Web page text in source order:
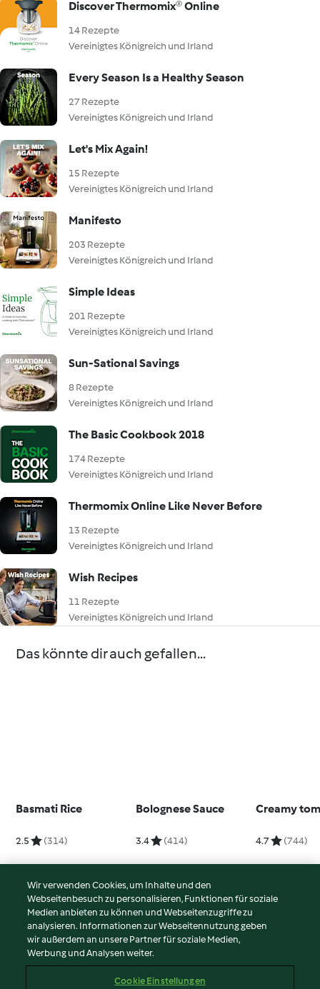
Discover Thermomix® Online
14 Rezepte
Vereinigtes Königreich und Irland
Every Season Is a Healthy Season
27 Rezepte
Vereinigtes Königreich und Irland
Let's Mix Again!
15 Rezepte
Vereinigtes Königreich und Irland
Manifesto
203 Rezepte
Vereinigtes Königreich und Irland
Simple Ideas
201 Rezepte
Vereinigtes Königreich und Irland
Sun-Sational Savings
8 Rezepte
Vereinigtes Königreich und Irland
The Basic Cookbook 2018
174 Rezepte
Vereinigtes Königreich und Irland
Thermomix Online Like Never Before
13 Rezepte
Vereinigtes Königreich und Irland
Wish Recipes
11 Rezepte
Vereinigtes Königreich und Irland
Das könnte dir auch gefallen...
Basmati Rice
2.5 (314)
Bolognese Sauce
3.4 (414)
Creamy
4.7 (744)
© Copyright 2026
Nutzungsbedingungen
Datenschutzrichtlinien
Wir verwenden Cookies, um Inhalte und den
Webseitenbesuch zu personalisieren, Funktionen für soziale
Medien anbieten zu können und Webseitenzugriffe zu
analysieren. Informationen zur Webseitennutzung geben
wir außerdem an unsere Partner für soziale Medien,
Werbung und Analysen weiter.
Cookie Einstellungen